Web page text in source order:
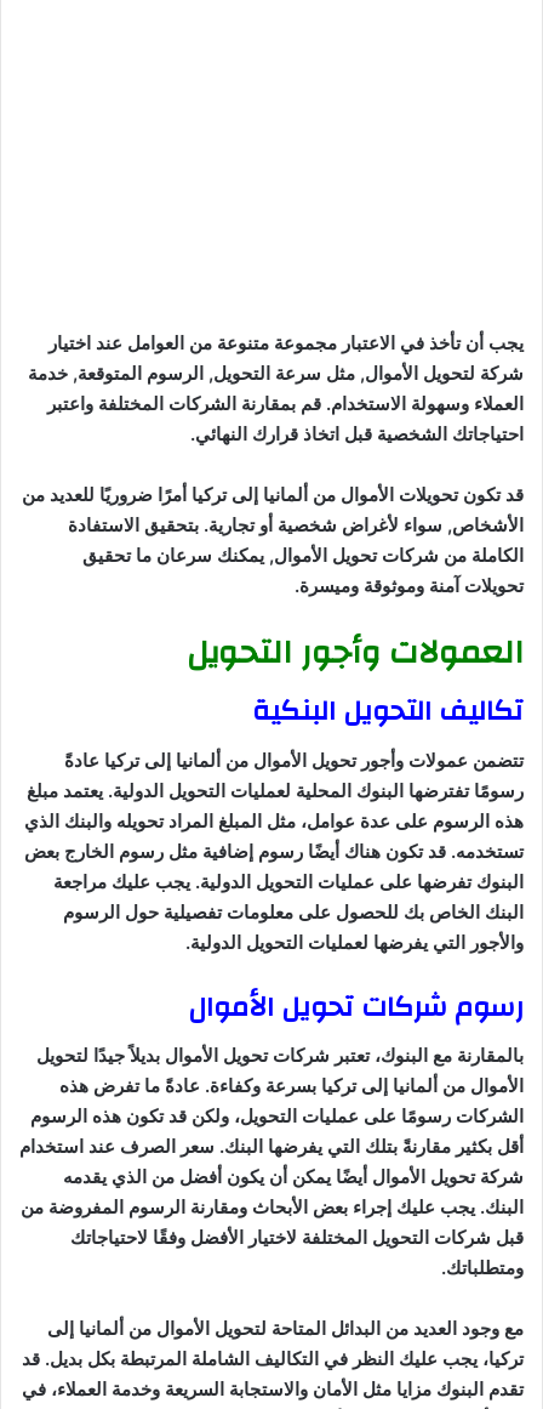
يجب أن تأخذ في الاعتبار مجموعة متنوعة من العوامل عند اختيار
شركة لتحويل الأموال, مثل سرعة التحويل, الرسوم المتوقعة, خدمة
العملاء وسهولة الاستخدام. قم بمقارنة الشركات المختلفة واعتبر
احتياجاتك الشخصية قبل اتخاذ قرارك النهائي.
قد تكون تحويلات الأموال من ألمانيا إلى تركيا أمرًا ضروريًا للعديد من
الأشخاص, سواء لأغراض شخصية أو تجارية. بتحقيق الاستفادة
الكاملة من شركات تحويل الأموال, يمكنك سرعان ما تحقيق
تحويلات آمنة وموثوقة وميسرة.
العمولات وأجور التحويل
تكاليف التحويل البنكية
تتضمن عمولات وأجور تحويل الأموال من ألمانيا إلى تركيا عادةً
رسومًا تفترضها البنوك المحلية لعمليات التحويل الدولية. يعتمد مبلغ
هذه الرسوم على عدة عوامل، مثل المبلغ المراد تحويله والبنك الذي
تستخدمه. قد تكون هناك أيضًا رسوم إضافية مثل رسوم الخارج بعض
البنوك تفرضها على عمليات التحويل الدولية. يجب عليك مراجعة
البنك الخاص بك للحصول على معلومات تفصيلية حول الرسوم
والأجور التي يفرضها لعمليات التحويل الدولية.
رسوم شركات تحويل الأموال
بالمقارنة مع البنوك، تعتبر شركات تحويل الأموال بديلاً جيدًا لتحويل
الأموال من ألمانيا إلى تركيا بسرعة وكفاءة. عادةً ما تفرض هذه
الشركات رسومًا على عمليات التحويل، ولكن قد تكون هذه الرسوم
أقل بكثير مقارنةً بتلك التي يفرضها البنك. سعر الصرف عند استخدام
شركة تحويل الأموال أيضًا يمكن أن يكون أفضل من الذي يقدمه
البنك. يجب عليك إجراء بعض الأبحاث ومقارنة الرسوم المفروضة من
قبل شركات التحويل المختلفة لاختيار الأفضل وفقًا لاحتياجاتك
ومتطلباتك.
مع وجود العديد من البدائل المتاحة لتحويل الأموال من ألمانيا إلى
تركيا، يجب عليك النظر في التكاليف الشاملة المرتبطة بكل بديل. قد
تقدم البنوك مزايا مثل الأمان والاستجابة السريعة وخدمة العملاء، في